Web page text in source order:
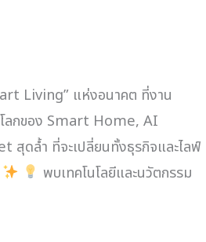
Living” แห่งอนาคต ที่งาน
ลกของ Smart Home, AI
สุดล้ำ ที่จะเปลี่ยนทั้งธุรกิจและไลฟ์
พบเทคโนโลยีและนวัตกรรม